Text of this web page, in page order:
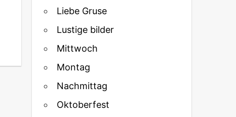
Liebe Gruse
Lustige bilder
Mittwoch
Montag
Nachmittag
Oktoberfest